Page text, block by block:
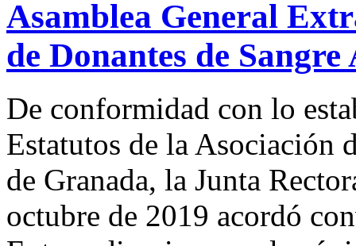
Asamblea General
de Donantes de
De conformidad con lo
Estatutos de la Asociación
de Granada, la Junta
octubre de 2019 acordó